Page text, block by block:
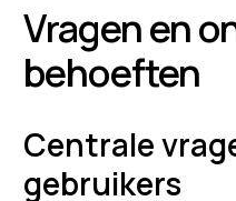
Vragen en
behoeften
Centrale
gebruikers